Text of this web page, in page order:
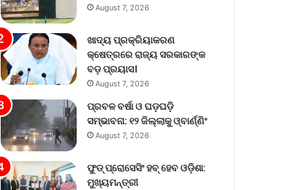
August 7, 2026
ଖାଦ୍ୟ ପ୍ରକ୍ରିୟାକରଣ
କ୍ଷେତ୍ରରେ ରାଜ୍ୟ ସରକାରଙ୍କ
ବଡ଼ ପ୍ରୟାସ।
August 7, 2026
ପ୍ରବଳ ବର୍ଷା ଓ ଘଡ଼ଘଡ଼ି
ସମ୍ଭାବନା: ୧୨ ଜିଲ୍ଲାକୁ ଓ୍ବାର୍ଣ୍ଣିଂ
August 7, 2026
ଫୁଡ୍ ପ୍ରୋସେସିଂ ହବ୍ ହେବ ଓଡ଼ିଶା:
ମୁଖ୍ୟମନ୍ତ୍ରୀ